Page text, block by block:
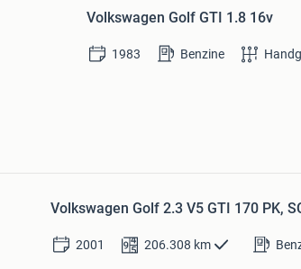
Volkswagen Golf GTI 1.8 16v
1983 Benzine
Volkswagen Golf 2.3 V5 GTI 170 PK,
2001 206.308 km